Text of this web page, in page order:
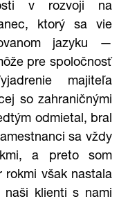
v rozvoji na
ktorý sa vie
jazyku —
pre spoločnosť
majiteľa
so zahraničnými
odmietal, bral
sa vždy
a preto som
však nastala
naši klienti s nami